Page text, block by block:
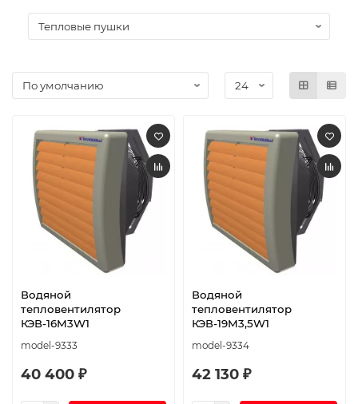
Водяной
тепловентилятор
КЭВ-16M3W1
model-9333
40 400 ₽
Водяной
тепловентилятор
КЭВ-19M3,5W1
model-9334
42 130 ₽